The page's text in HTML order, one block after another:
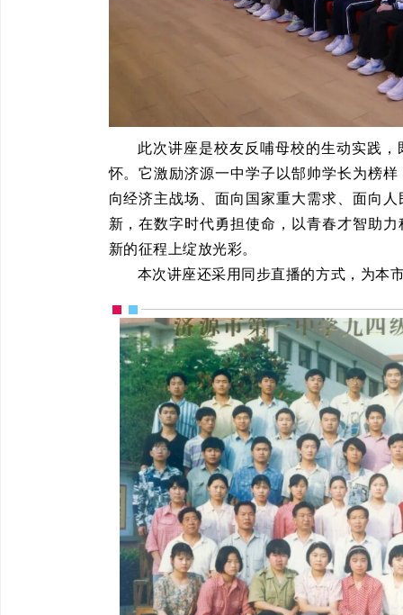
此次讲座是校友反哺母校的生动实践
怀。它激励济源一中学子以郜帅学长为榜
向经济主战场、面向国家重大需求、面向
新，在数字时代勇担使命，以青春才智助
新的征程上绽放光彩。
本次讲座还采用同步直播的方式，为本